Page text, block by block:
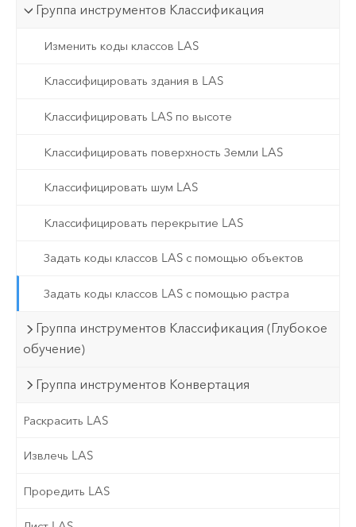
Группа инструментов Классификация
Изменить коды классов LAS
Классифицировать здания в LAS
Классифицировать LAS по высоте
Классифицировать поверхность Земли LAS
Классифицировать шум LAS
Классифицировать перекрытие LAS
Задать коды классов LAS с помощью объектов
Задать коды классов LAS с помощью растра
Группа инструментов Классификация (Глубокое
обучение)
Группа инструментов Конвертация
Раскрасить LAS
Извлечь LAS
Проредить LAS